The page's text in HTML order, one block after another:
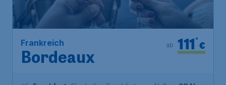
Frankreich
Bordeaux
€
111*
ab